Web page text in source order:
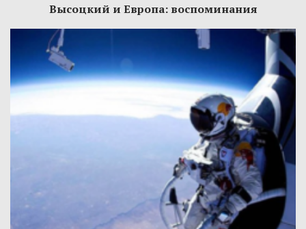
Высоцкий и Европа: воспоминания